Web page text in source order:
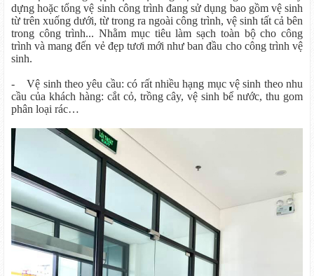
dựng hoặc tổng vệ sinh công trình đang sử dụng bao gồm vệ sinh
từ trên xuống dưới, từ trong ra ngoài công trình, vệ sinh tất cả bên
trong công trình... Nhằm mục tiêu làm sạch toàn bộ cho công
trình và mang đến vẻ đẹp tươi mới như ban đầu cho công trình vệ
sinh.
- Vệ sinh theo yêu cầu: có rất nhiều hạng mục vệ sinh theo nhu
cầu của khách hàng: cắt cỏ, trồng cây, vệ sinh bể nước, thu gom
phân loại rác…